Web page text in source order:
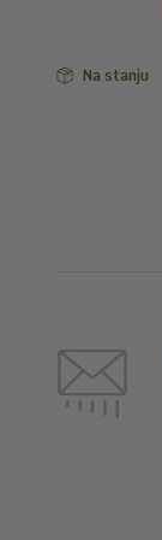
Na stanju